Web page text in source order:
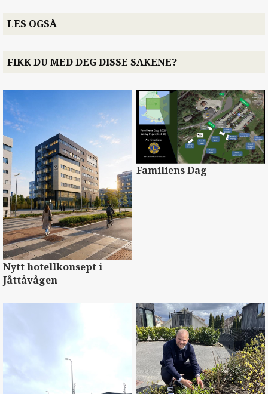
LES OGSÅ
FIKK DU MED DEG DISSE SAKENE?
Nytt hotellkonsept i
Jåttåvågen
Familiens Dag